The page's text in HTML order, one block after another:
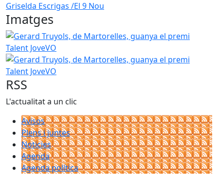
Griselda Escrigas /El 9 Nou
Imatges
Gerard Truyols, de Martorelles, guanya el premi Talent
Gerard Truyols, de Martorelles, guanya el premi Talent
RSS
L'actualitat a un clic
Avisos
Plens i juntes
Noticies
Agenda
Agenda política